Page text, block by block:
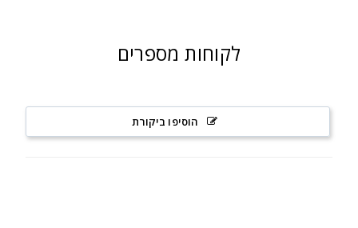
לקוחות מספרים
הוסיפו ביקורת